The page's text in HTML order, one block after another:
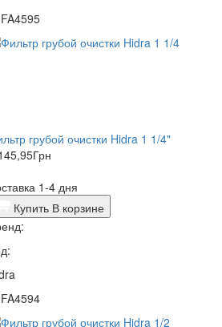
грубой очистки Hidra 1 1/4"
Грн
1-4 дня
Купить В корзине